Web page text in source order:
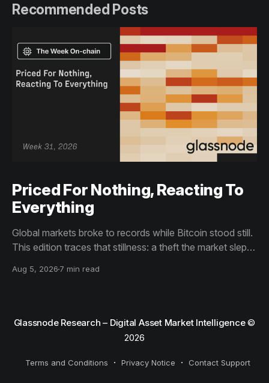
Recommended Posts
Priced For Nothing, Reacting To
Everything
Global markets broke to records while Bitcoin stood still.
This edition traces that stillness: a theft the market slept
than capitulation, and an options market priced for
Aug 5, 2026 7 min read
Glassnode Research – Digital Asset Market Intelligence©
2026
Terms and Conditions Privacy Notice Contact Support